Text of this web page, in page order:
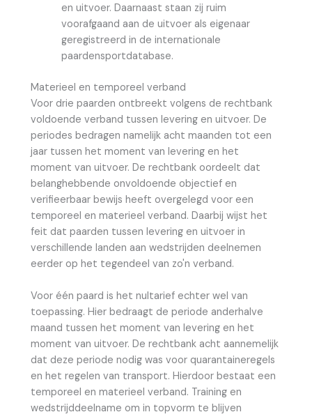
en uitvoer. Daarnaast staan zij ruim
voorafgaand aan de uitvoer als eigenaar
geregistreerd in de internationale
paardensportdatabase.
Materieel en temporeel verband
Voor drie paarden ontbreekt volgens de rechtbank
voldoende verband tussen levering en uitvoer. De
periodes bedragen namelijk acht maanden tot een
jaar tussen het moment van levering en het
moment van uitvoer. De rechtbank oordeelt dat
belanghebbende onvoldoende objectief en
verifieerbaar bewijs heeft overgelegd voor een
temporeel en materieel verband. Daarbij wijst het
feit dat paarden tussen levering en uitvoer in
verschillende landen aan wedstrijden deelnemen
eerder op het tegendeel van zo'n verband.
Voor één paard is het nultarief echter wel van
toepassing. Hier bedraagt de periode anderhalve
maand tussen het moment van levering en het
moment van uitvoer. De rechtbank acht aannemelijk
dat deze periode nodig was voor quarantaineregels
en het regelen van transport. Hierdoor bestaat een
temporeel en materieel verband. Training en
wedstrijddeelname om in topvorm te blijven